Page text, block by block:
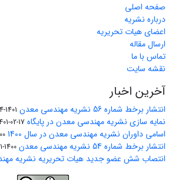
صفحه اصلی
درباره نشریه
اعضای هیات تحریریه
ارسال مقاله
تماس با ما
نقشه سایت
آخرین اخبار
انتشار برخط شماره 56 نشریه مهندسی معدن 1401-04-31
نمایه سازی نشریه مهندسی معدن در پایگاه Research Bib 02-17
اسامی داوران نشریه مهندسی معدن در سال 1400 11
انتشار برخط شماره 54 نشریه مهندسی معدن 1400-11-17
انتصاب شش عضو جدید هیات تحریریه نشریه